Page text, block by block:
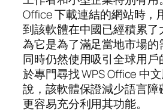
Office 下載連結的網站時，
到該軟體在中國已經積累了
為它是為了滿足當地市場的
同時仍然使用吸引全球用
於專門尋找 WPS Office 中
說，該軟體保證減少語言
更容易充分利用其功能。